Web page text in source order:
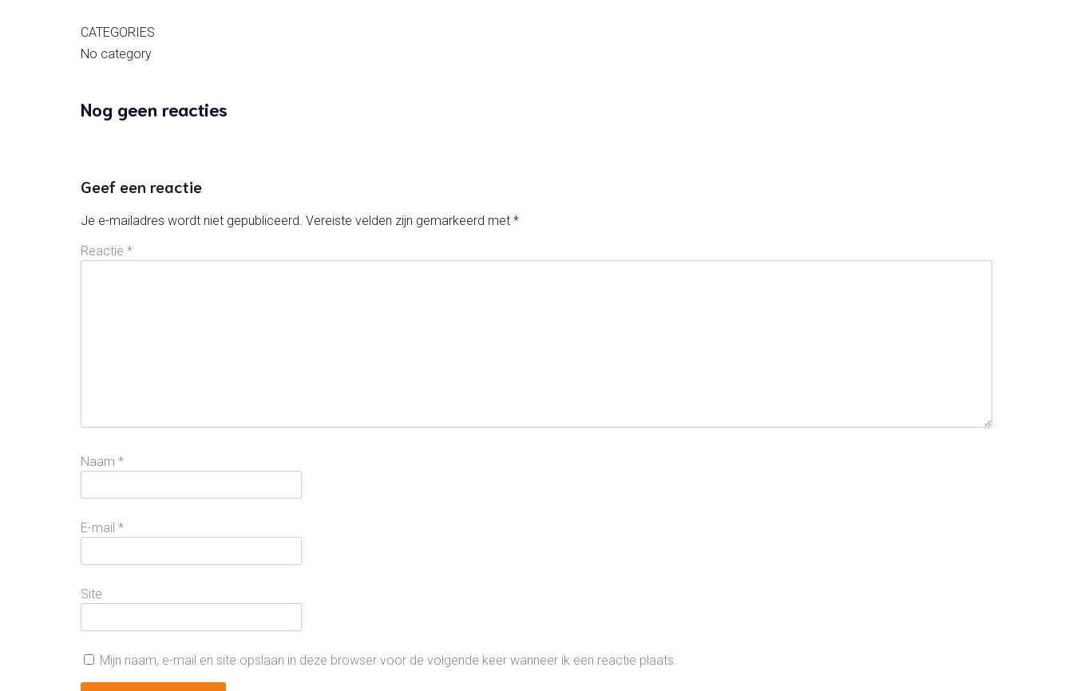
CATEGORIES
No category
Nog geen reacties
Geef een reactie
Je e-mailadres wordt niet gepubliceerd. Vereiste velden zijn gemarkeerd met *
Reactie *
Naam *
E-mail *
Site
Mijn naam, e-mail en site opslaan in deze browser voor de volgende keer wanneer ik een reactie plaats.